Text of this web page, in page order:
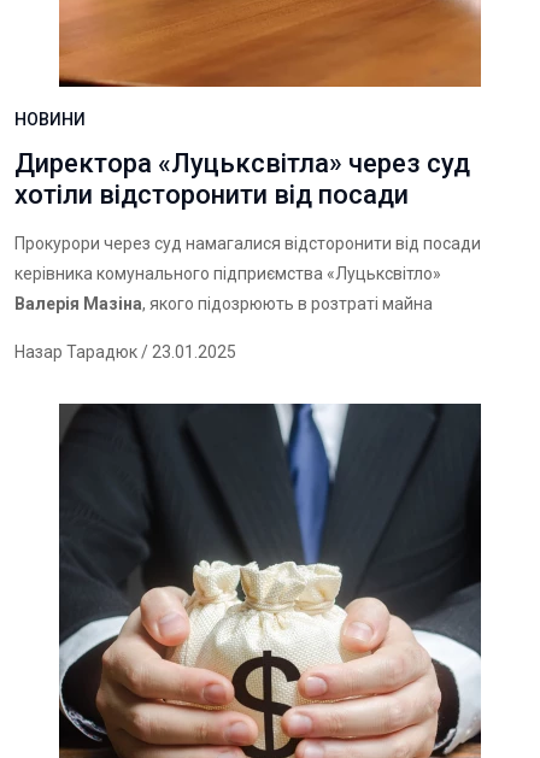
НОВИНИ
Директора «Луцьксвітла» через суд
хотіли відсторонити від посади
Прокурори через суд намагалися відсторонити від посади
керівника комунального підприємства «Луцьксвітло»
Валерія Мазіна, якого підозрюють в розтраті майна
Назар Тарадюк/ 23.01.2025